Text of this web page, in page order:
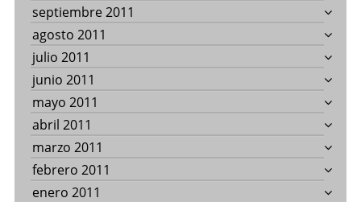
septiembre 2011
agosto 2011
julio 2011
junio 2011
mayo 2011
abril 2011
marzo 2011
febrero 2011
enero 2011